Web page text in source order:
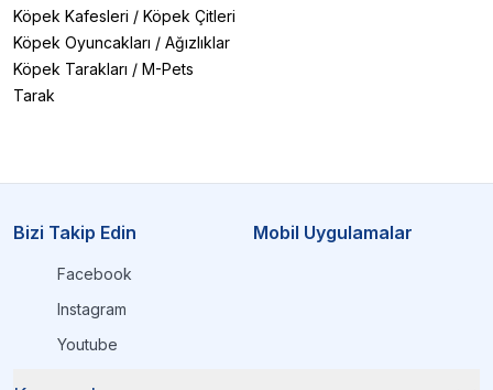
Köpek Kafesleri / Köpek Çitleri
Köpek Oyuncakları / Ağızlıklar
Köpek Tarakları / M-Pets
Tarak
Bizi Takip Edin
Facebook
Instagram
Youtube
Mobil Uygulamalar